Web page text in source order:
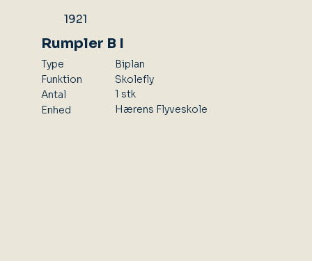
1921
Rumpler B I
Type
Funktion
Antal
Enhed
Biplan
Skolefly
1 stk
Hærens Flyveskole